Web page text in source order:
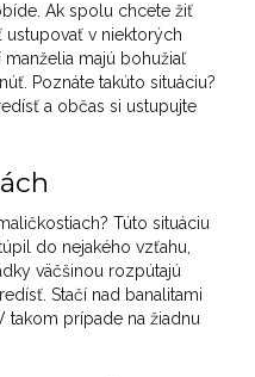
Ak spolu chcete žiť
v niektorých
majú bohužiaľ
Poznáte takúto situáciu?
a občas si ustupujte
Túto situáciu
do nejakého vzťahu,
väčšinou rozpútajú
Stačí nad banalitami
takom prípade na žiadnu